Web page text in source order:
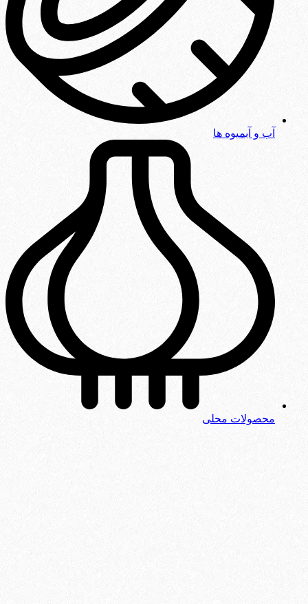
آب و آبمیوه ها
محصولات محلی